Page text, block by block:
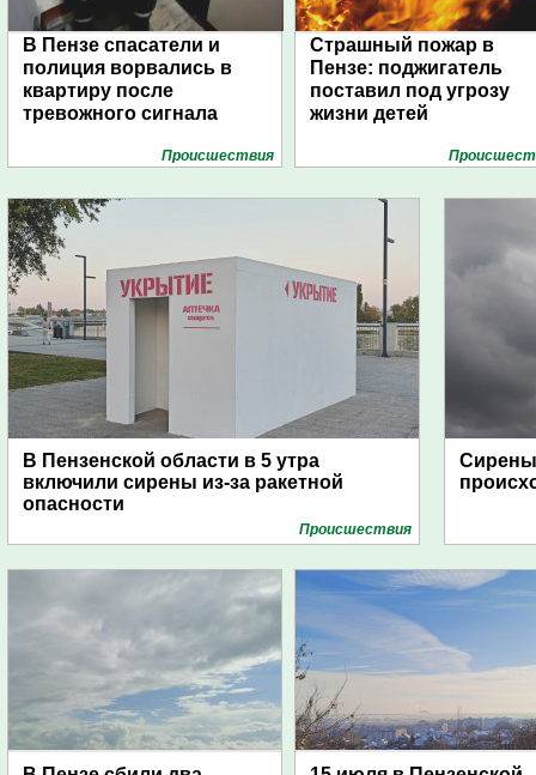
В Пензе спасатели и
полиция ворвались в
квартиру после
тревожного сигнала
Проиcшествия
Страшный пожар в
Пензе: поджигатель
поставил под угрозу
жизни детей
В Пензенской области в 5 утра
включили сирены из-за ракетной
опасности
Проиcшествия
Сирены